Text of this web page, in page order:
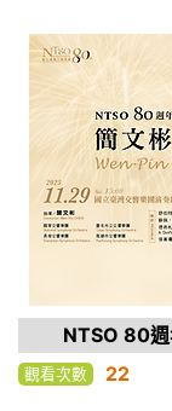
NTSO 80
觀看次數 22